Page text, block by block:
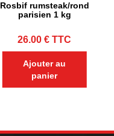
Rosbif rumsteak/rond
parisien 1 kg
26.00€ TTC
Ajouter au
panier